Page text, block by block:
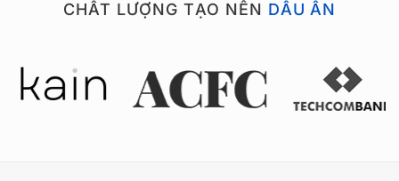
CHẤT LƯỢNG TẠO NÊN DẤU ẤN